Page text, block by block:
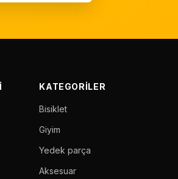
KATEGORILER
Bisiklet
Giyim
Yedek parça
Aksesuar